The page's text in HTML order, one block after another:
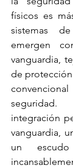
físicos es
sistemas
emergen
vanguardia,
de
integración
vanguardia,
un